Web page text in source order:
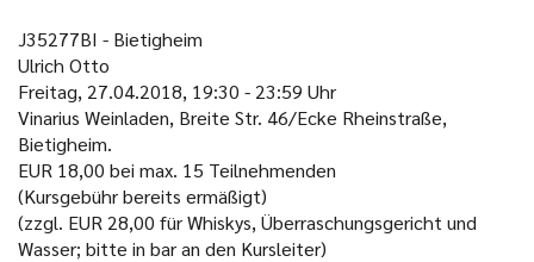
J35277BI - Bietigheim
Ulrich Otto
Freitag, 27.04.2018, 19:30 - 23:59 Uhr
Vinarius Weinladen, Breite Str. 46/Ecke Rheinstraße,
Bietigheim.
EUR 18,00 bei max. 15 Teilnehmenden
(Kursgebühr bereits ermäßigt)
(zzgl. EUR 28,00 für Whiskys, Überraschungsgericht und
Wasser; bitte in bar an den Kursleiter)